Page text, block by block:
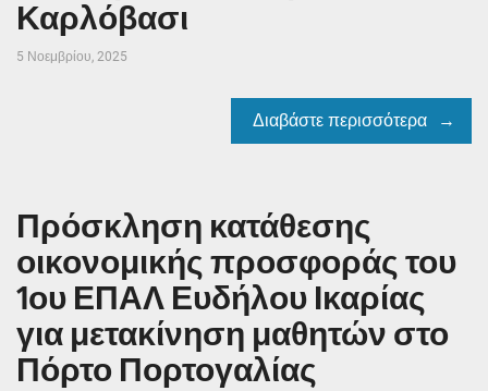
Καρλόβασι
5 Νοεμβρίου, 2025
Διαβάστε περισσότερα
Πρόσκληση κατάθεσης
οικονομικής προσφοράς του
1ου ΕΠΑΛ Ευδήλου Ικαρίας
για μετακίνηση μαθητών στο
Πόρτο Πορτογαλίας